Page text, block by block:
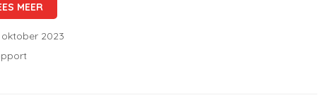
MEER
oktober 2023